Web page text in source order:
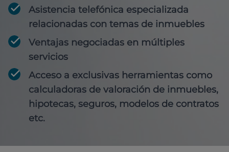
Asistencia telefónica especializada
relacionadas con temas de inmuebles
Ventajas negociadas en múltiples
servicios
Acceso a exclusivas herramientas como
calculadoras de valoración de inmuebles,
hipotecas, seguros, modelos de contratos
etc.